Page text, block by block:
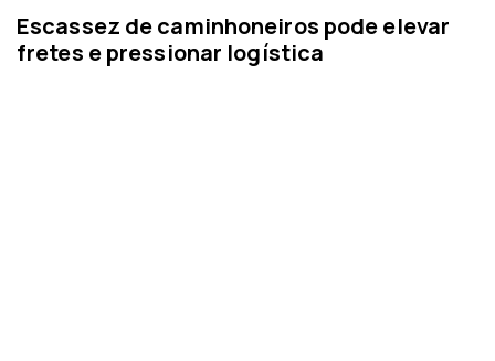
Escassez de caminhoneiros pode elevar
fretes e pressionar logística